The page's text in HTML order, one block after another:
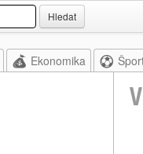
Hledat
Ekonomika